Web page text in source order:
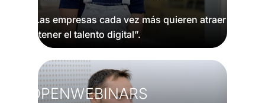
“Las empresas cada vez más quieren atraer y
retener el talento digital”.
OPENWEBINARS